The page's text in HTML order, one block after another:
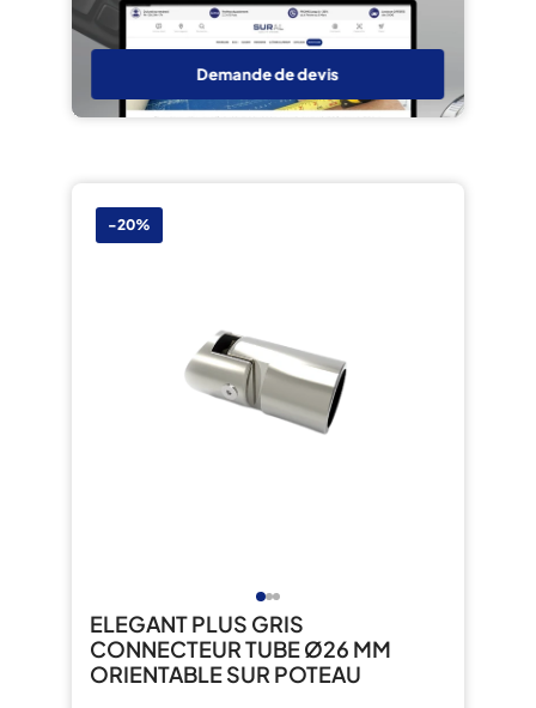
Demande de devis
-20%
ELEGANT PLUS GRIS
CONNECTEUR TUBE Ø26 MM
ORIENTABLE SUR POTEAU